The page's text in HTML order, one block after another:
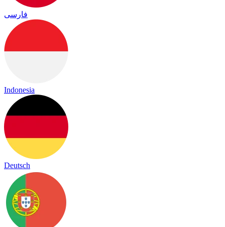
فارسی
Indonesia
Deutsch